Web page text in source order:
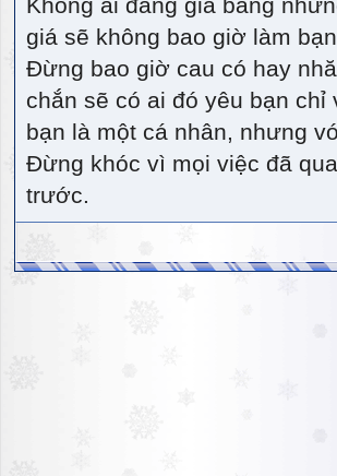
giá sẽ không bao giờ làm
Đừng bao giờ cau có hay
chắn sẽ có ai đó yêu bạn
bạn là một cá nhân, nhưng
Đừng khóc vì mọi việc đã
trước.